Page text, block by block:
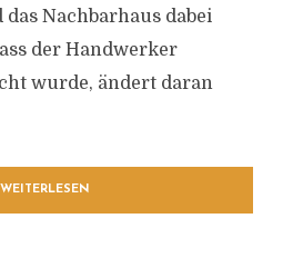
Nachbarhaus dabei
der Handwerker
wurde, ändert daran
WEITERLESEN